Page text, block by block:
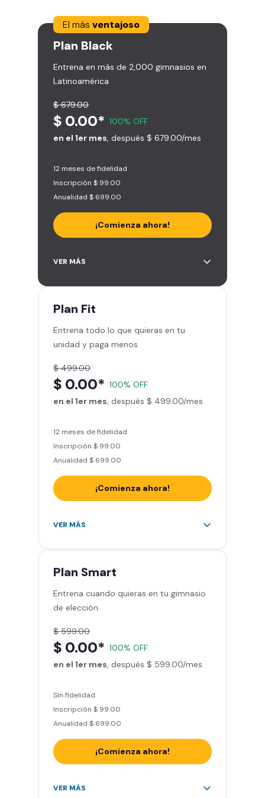
El más ventajoso
Plan Black
Entrena en más de 2,000 gimnasios en
Latinoamérica
$ 679.00
$ 0.00* 100% OFF
en el 1er mes , después $ 679.00/mes
12 meses de fidelidad
Inscripción $ 99.00
Anualidad $ 699.00
¡Comienza ahora!
Acceso ilimitado a + 2.000
Entrena hasta con 5 amigos al
Sillones de masaje
Smart Fit App - Tu plan de
entrenamiento personalizado
Smart Fit GO (entrenamientos en
línea) en la app
Acceso a todas las áreas de peso
VER MÁS
Plan Fit
Entrena todo lo que quieras en tu
unidad y paga menos
$ 499.00
$ 0.00* 100% OFF
en el 1er mes , después $ 499.00/mes
12 meses de fidelidad
Inscripción $ 99.00
Anualidad $ 699.00
¡Comienza ahora!
Acceso ilimitado a + 2.000
Sillones de masaje
Smart Fit App - Tu plan de
entrenamiento personalizado
Smart Fit GO (entrenamientos en
línea) en la app
Acceso a todas las áreas de peso
VER MÁS
Plan Smart
Entrena cuando quieras en tu gimnasio
de elección
$ 599.00
$ 0.00* 100% OFF
en el 1er mes , después $ 599.00/mes
Sin fidelidad
Inscripción $ 99.00
Anualidad $ 699.00
¡Comienza ahora!
Acceso ilimitado a + 2.000
VER MÁS